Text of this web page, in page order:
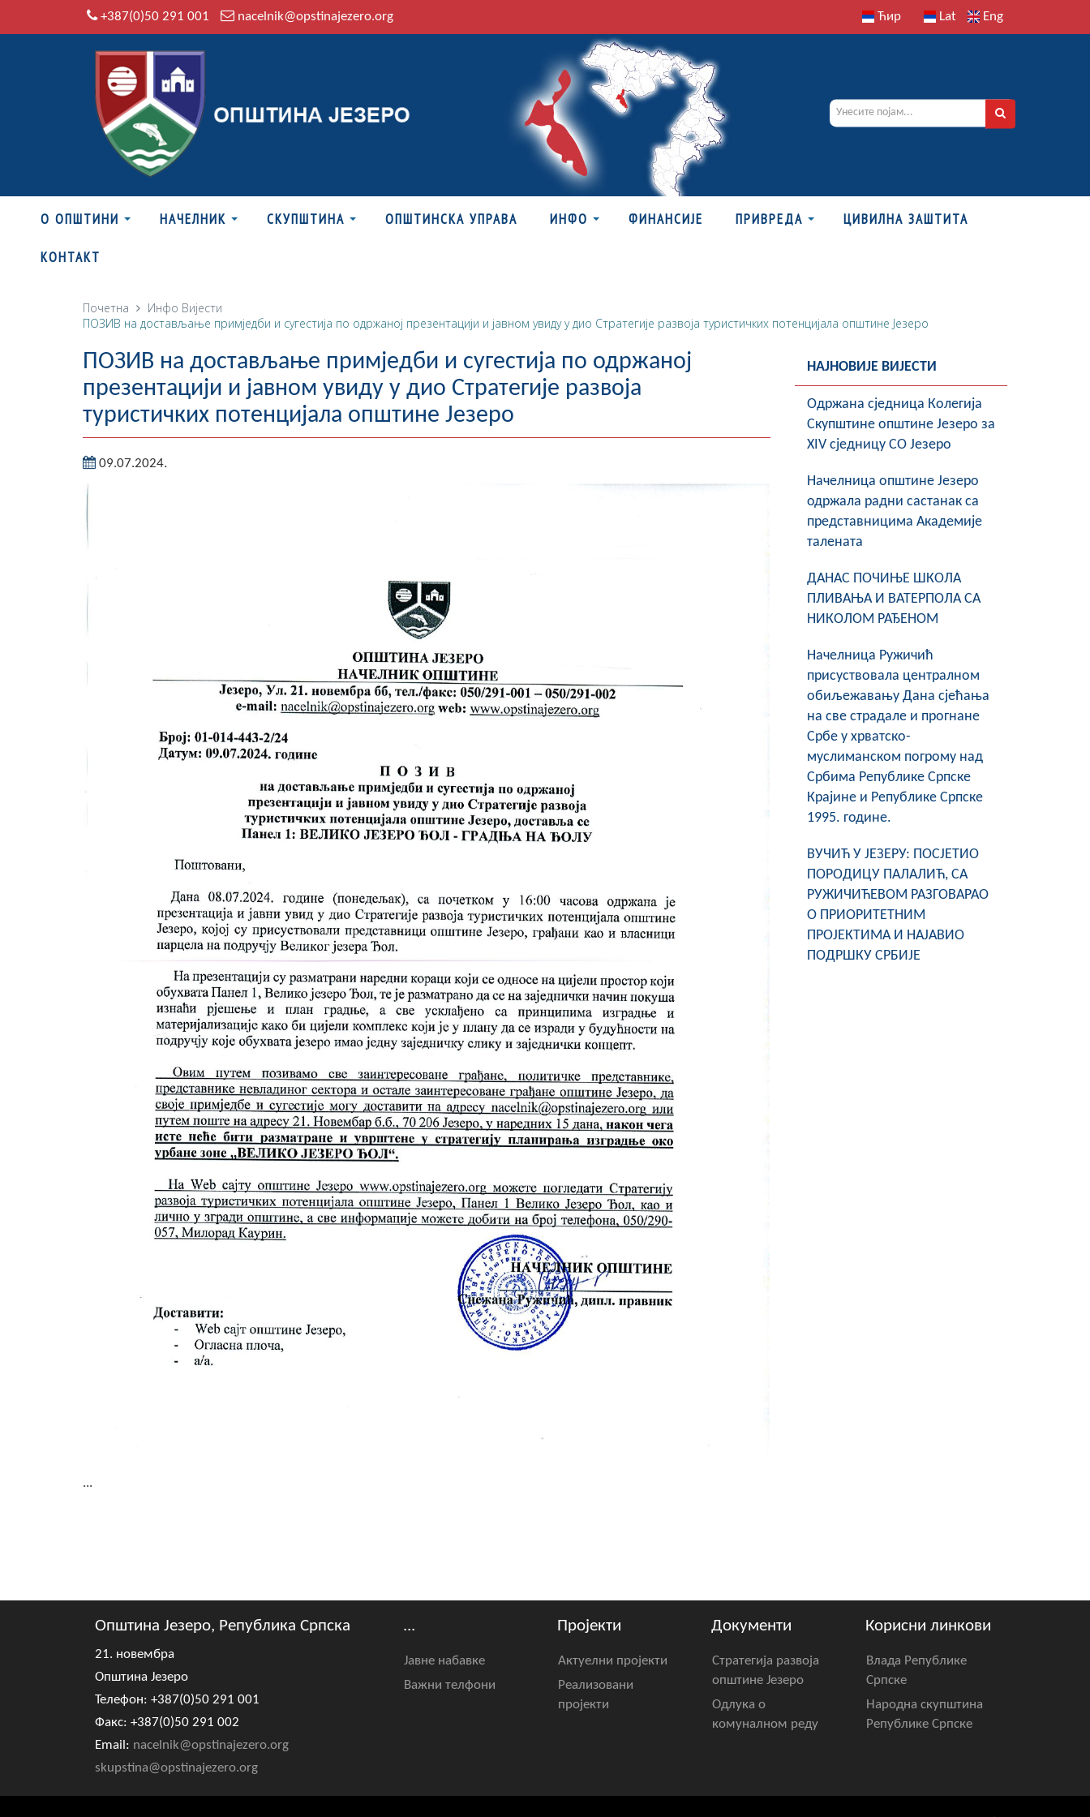
+387(0)50 291 001 nacelnik@opstinajezero.org Ћир Lat Eng
О ОПШТИНИ НАЧЕЛНИК СКУПШТИНА ОПШТИНСКА УПРАВА ИНФО ФИНАНСИЈЕ ПРИВРЕДА ЦИВИЛНА ЗАШТИТА
КОНТАКТ
Почетна Инфо Вијести
ПОЗИВ на достављање примједби и сугестија по одржаној презентацији и јавном увиду у дио Стратегије развоја туристичких потенцијала општине Језеро
ПОЗИВ на достављање примједби и сугестија по одржаној
презентацији и јавном увиду у дио Стратегије развоја
туристичких потенцијала општине Језеро
09.07.2024.
...
НАЈНОВИЈЕ ВИЈЕСТИ
Oдржана сједница Колегија
Скупштине општине Језеро за
XIV сједницу СО Језеро
Начелница општине Језеро
одржала радни састанак са
представницима Академије
талената
ДАНАС ПОЧИЊЕ ШКОЛА
ПЛИВАЊА И ВАТЕРПОЛА СА
НИКОЛОМ РАЂЕНОМ
Начелница Ружичић
присуствовала централном
обиљежавању Дана сјећања
на све страдале и прогнане
Србе у хрватско-
муслиманском погрому над
Србима Републике Српске
Крајине и Републике Српске
1995. године.
ВУЧИЋ У ЈЕЗЕРУ: ПОСЈЕТИО
ПОРОДИЦУ ПАЛАЛИЋ, СА
РУЖИЧИЋЕВОМ РАЗГОВАРАО
О ПРИОРИТЕТНИМ
ПРОЈЕКТИМА И НАЈАВИО
ПОДРШКУ СРБИЈЕ
Општина Језеро, Република Српска
21. новембра
Општина Језеро
Телефон: +387(0)50 291 001
Факс: +387(0)50 291 002
Email: nacelnik@opstinajezero.org
skupstina@opstinajezero.org
...
Јавне набавке
Важни телфони
Пројекти
Актуелни пројекти
Реализовани
пројекти
Документи
Стратегија развоја
општине Језеро
Одлука о
комуналном реду
Корисни линкови
Влада Републике
Српске
Народна скупштина
Републике Српске